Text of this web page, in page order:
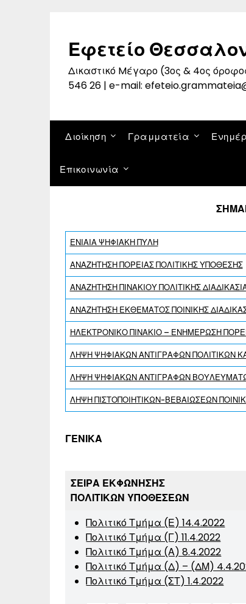
Εφετείο
Δικαστικό Mέγαρο (3ος & 4ος
546 26 | e-mail:
Διοίκηση Γραμματεία
Επικοινωνία
ΕΝΙΑΙΑ ΨΗΦΙΑΚΗ ΠΥΛΗ
ΑΝΑΖΗΤΗΣΗ ΠΟΡΕΙΑΣ ΠΟΛΙΤΙΚΗΣ ΥΠΟΘΕΣΗΣ
ΑΝΑΖΗΤΗΣΗ ΠΙΝΑΚΙΟΥ ΠΟΛΙΤΙΚΗΣ
ΑΝΑΖΗΤΗΣΗ ΕΚΘΕΜΑΤΟΣ ΠΟΙΝΙΚΗΣ
ΗΛΕΚΤΡΟΝΙΚΟ ΠΙΝΑΚΙΟ – ΕΝΗΜΕΡΩΣΗ
ΛΗΨΗ ΨΗΦΙΑΚΩΝ ΑΝΤΙΓΡΑΦΩΝ ΠΟΛΙΤΙΚΩΝ
ΛΗΨΗ ΨΗΦΙΑΚΩΝ ΑΝΤΙΓΡΑΦΩΝ
ΛΗΨΗ ΠΙΣΤΟΠΟΙΗΤΙΚΩΝ-ΒΕΒΑΙΩΣΕΩΝ
ΓΕΝΙΚΑ
ΣΕΙΡΑ ΕΚΦΩΝΗΣΗΣ
ΠΟΛΙΤΙΚΩΝ ΥΠΟΘΕΣΕΩΝ
Πολιτικό Τμήμα (Ε) 14.4.2022
Πολιτικό Τμήμα (Γ) 11.4.2022
Πολιτικό Τμήμα (Α) 8.4.2022
Πολιτικό Τμήμα (Δ) – (ΔΜ)
Πολιτικό Τμήμα (ΣΤ) 1.4.2022